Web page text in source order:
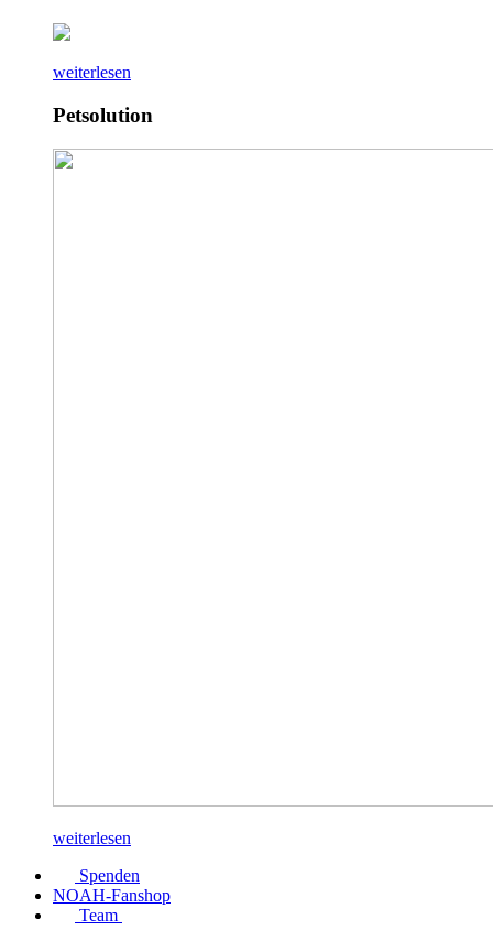
weiterlesen
Petsolution
weiterlesen
Spenden
NOAH-Fanshop
Team